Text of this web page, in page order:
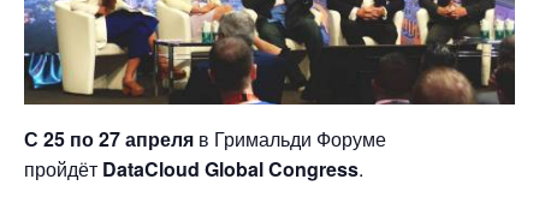
С 25 по 27 апреля в Гримальди Форуме
пройдёт DataCloud Global Congress.